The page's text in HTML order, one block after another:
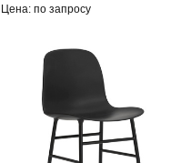
Цена: по запросу